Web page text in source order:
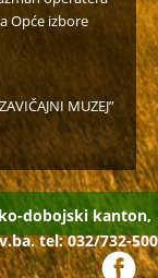
Opće izbore
MUZEJ”
u radu u
dobojski kanton,
tel: 032/732-500